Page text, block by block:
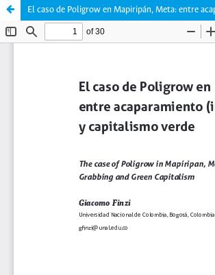
El caso de Poligrow en Mapiripán, Meta: entre